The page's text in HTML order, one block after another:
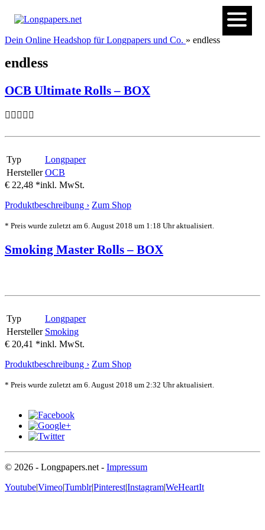
Dein Online Headshop für Longpapers und Co. » endless
endless
OCB Ultimate Rolls – BOX
Typ
Longpaper
Hersteller OCB
€ 22,48 *inkl. MwSt.
Produktbeschreibung › Zum Shop
* Preis wurde zuletzt am 6. August 2018 um 1:18 Uhr aktualisiert.
Smoking Master Rolls – BOX
Typ
Longpaper
Hersteller Smoking
€ 20,41 *inkl. MwSt.
Produktbeschreibung › Zum Shop
* Preis wurde zuletzt am 6. August 2018 um 2:32 Uhr aktualisiert.
© 2026 - Longpapers.net - Impressum
Youtube|Vimeo|Tumblr|Pinterest|Instagram|WeHeartIt